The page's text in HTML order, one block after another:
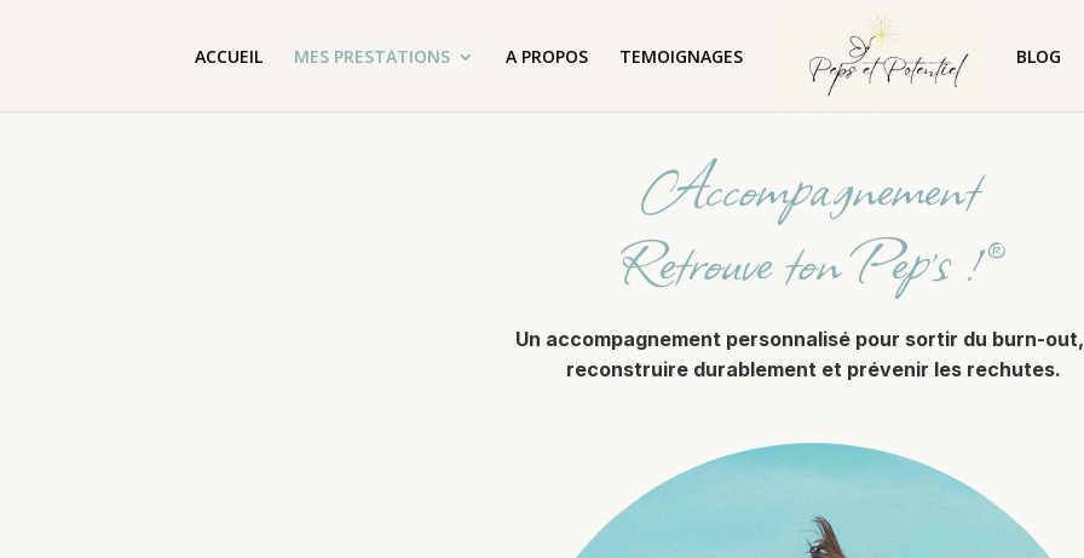
ACCUEIL MES PRESTATIONS A PROPOS TEMOIGNAGES BLOG
Accompagnement
Retrouve ton Pep’s ! ®
Un accompagnement personnalisé pour sortir du burn-
reconstruire durablement et prévenir les rechutes.